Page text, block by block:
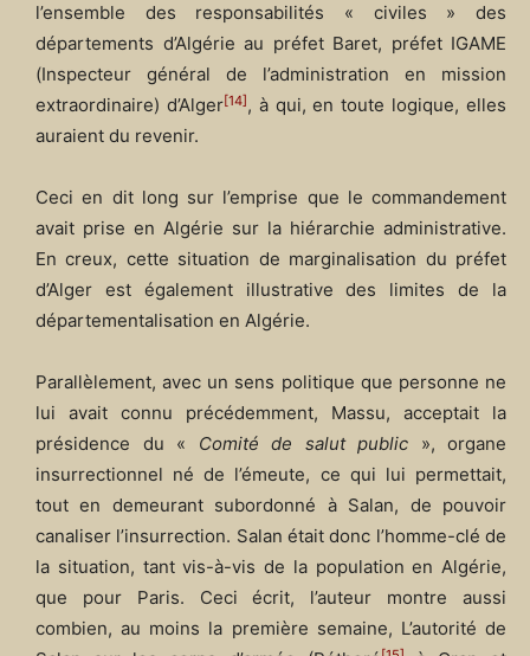
l’ensemble des responsabilités « civiles » des
départements d’Algérie au préfet Baret, préfet IGAME
(Inspecteur général de l’administration en mission
extraordinaire) d’Alger[14], à qui, en toute logique, elles
auraient du revenir.
Ceci en dit long sur l’emprise que le commandement
avait prise en Algérie sur la hiérarchie administrative.
En creux, cette situation de marginalisation du préfet
d’Alger est également illustrative des limites de la
départementalisation en Algérie.
Parallèlement, avec un sens politique que personne ne
lui avait connu précédemment, Massu, acceptait la
présidence du « Comité de salut public », organe
insurrectionnel né de l’émeute, ce qui lui permettait,
tout en demeurant subordonné à Salan, de pouvoir
canaliser l’insurrection. Salan était donc l’homme-clé de
la situation, tant vis-à-vis de la population en Algérie,
que pour Paris. Ceci écrit, l’auteur montre aussi
combien, au moins la première semaine, L’autorité de